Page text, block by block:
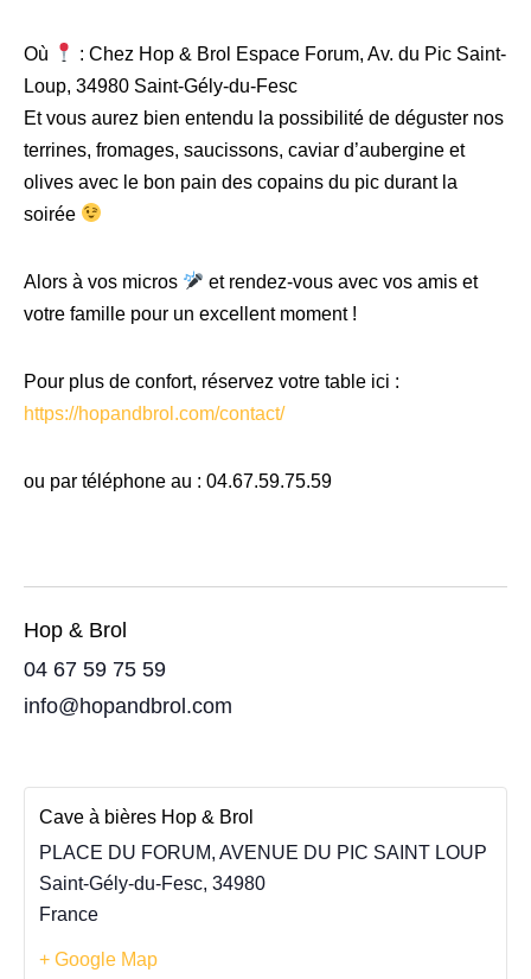
Où
: Chez Hop & Brol Espace Forum, Av. du Pic Saint-
Loup, 34980 Saint-Gély-du-Fesc
Et vous aurez bien entendu la possibilité de déguster nos
terrines, fromages, saucissons, caviar d’aubergine et
olives avec le bon pain des copains du pic durant la
soirée
Alors à vos micros
et rendez-vous avec vos amis et
votre famille pour un excellent moment !
Pour plus de confort, réservez votre table ici :
https://hopandbrol.com/contact/
ou par téléphone au : 04.67.59.75.59
Hop & Brol
04 67 59 75 59
info@hopandbrol.com
Cave à bières Hop & Brol
PLACE DU FORUM, AVENUE DU PIC SAINT LOUP
Saint-Gély-du-Fesc, 34980
France
+ Google Map